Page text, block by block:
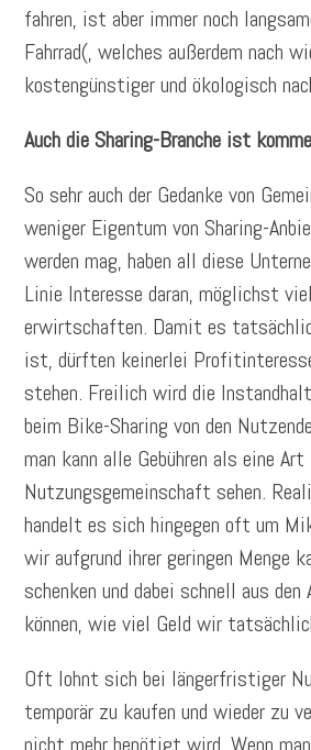
fahren, ist aber immer noch
Fahrrad(, welches außerdem nach
kostengünstiger und ökologisch
Auch die Sharing-Branche ist
So sehr auch der Gedanke von
weniger Eigentum von Sharing-
werden mag, haben all diese
Linie Interesse daran, möglichst
erwirtschaften. Damit es
ist, dürften keinerlei
stehen. Freilich wird die
beim Bike-Sharing von den
man kann alle Gebühren als eine
Nutzungsgemeinschaft sehen.
handelt es sich hingegen oft um
wir aufgrund ihrer geringen Menge
schenken und dabei schnell aus den
können, wie viel Geld wir
Oft lohnt sich bei längerfristiger
temporär zu kaufen und wieder zu